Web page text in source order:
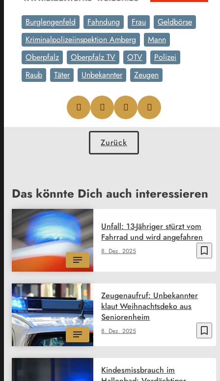
Burglengenfeld Fahndung Frau
Geldbörse
Kriminalpolizeiinspektion Amberg
Mann
Oberpfalz
Oberpfalz TV OTV
Polizei
Raub
Täter Unbekannter Zeugen
Zurück
Das könnte Dich auch interessieren
bookmark_border
8. Dez. 2025
Unfall: 13-Jähriger stürzt vom
Fahrrad und wird angefahren
bookmark_border
8. Dez. 2025
Zeugenaufruf: Unbekannter
klaut Weihnachtsdeko aus
Seniorenheim
Kindesmissbrauch im